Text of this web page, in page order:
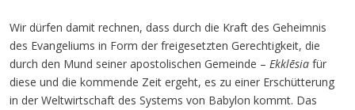
Wir dürfen damit rechnen, dass durch die Kraft des Geheimnis
des Evangeliums in Form der freigesetzten Gerechtigkeit, die
durch den Mund seiner apostolischen Gemeinde – Ekklēsia für
diese und die kommende Zeit ergeht, es zu einer Erschütterung
in der Weltwirtschaft des Systems von Babylon kommt. Das